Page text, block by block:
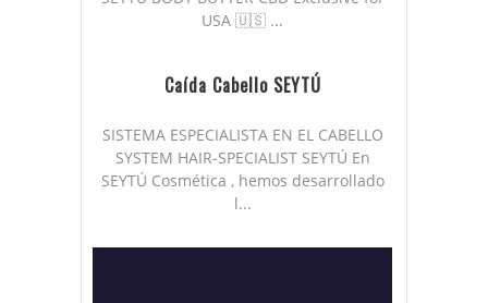
USA 🇺🇸 ...
Caída Cabello SEYTÚ
SISTEMA ESPECIALISTA EN EL CABELLO
SYSTEM HAIR-SPECIALIST SEYTÚ En
SEYTÚ Cosmética , hemos desarrollado
l...